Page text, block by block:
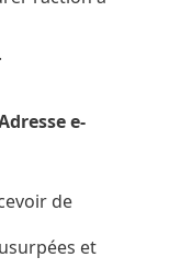
e-
de
et